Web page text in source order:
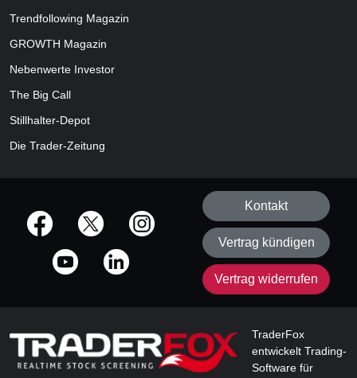
Trendfollowing Magazin
GROWTH Magazin
Nebenwerte Investor
The Big Call
Stillhalter-Depot
Die Trader-Zeitung
offizielle Social Media-Accounts
Kontakt
Vertrag kündigen
Vertrag widerrufen
TraderFox
entwickelt Trading-
Software für